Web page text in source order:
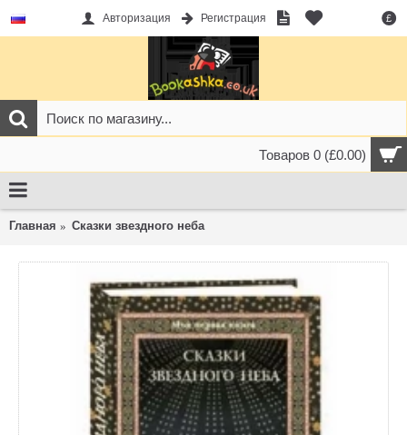
£
Авторизация Регистрация
Товаров 0 (£0.00)
Главная Сказки звездного неба